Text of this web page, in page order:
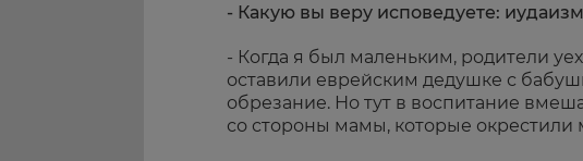
- Какую вы веру исповедуете:
- Когда я был маленьким, родители
оставили еврейским дедушке с
обрезание. Но тут в воспитание
со стороны мамы, которые